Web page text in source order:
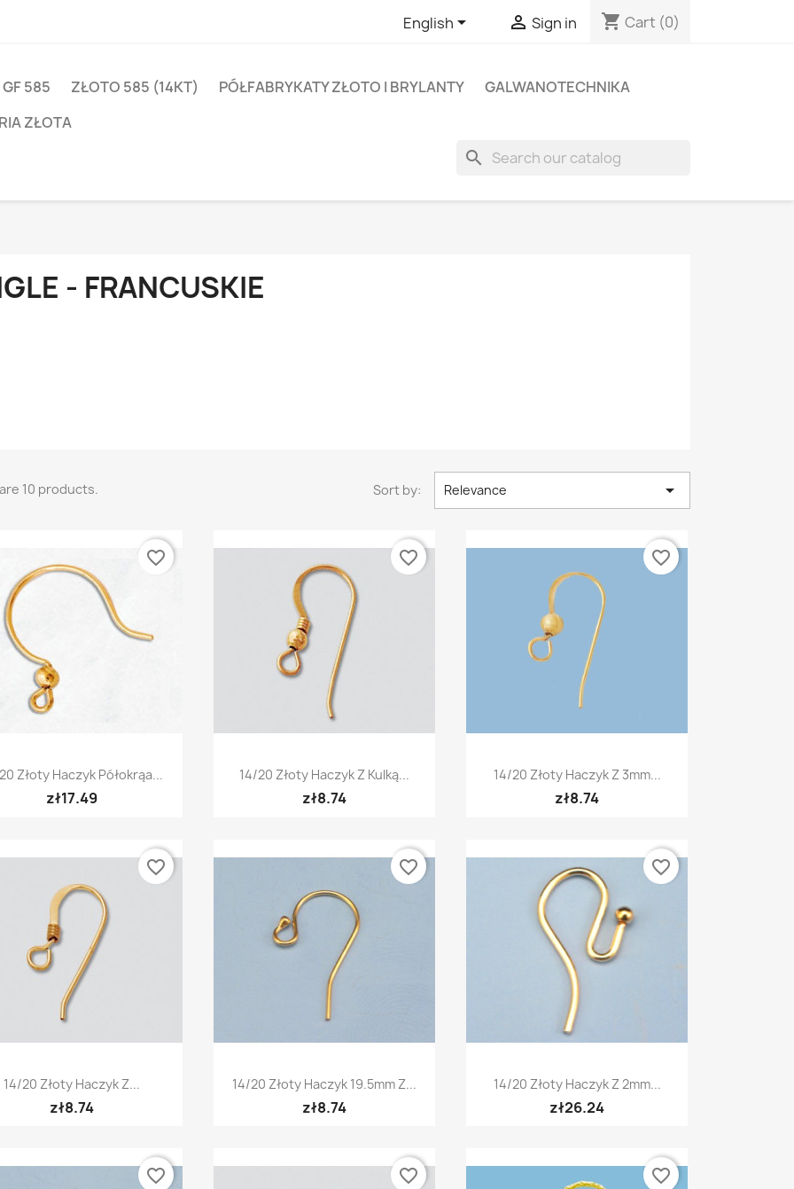
English  Sign in shopping_cart Cart (0)
585 ZŁOTO 585 (14KT) PÓŁFABRYKATY ZŁOTO I BRYLANTY
GALWANOTECHNIKA
ZŁOTA
search
- FRANCUSKIE
10 products. Sort by: Relevance 
Quick view
Złoty Haczyk Półokrąa...
zł17.49
favorite_border
Quick view
14/20 Złoty Haczyk Z Kulką...
zł8.74
favorite_border
Quick view
14/20 Złoty Haczyk Z 3mm...
zł8.74
favorite_border
Quick view
14/20 Złoty Haczyk Z...
zł8.74
favorite_border
Quick view
14/20 Złoty Haczyk 19.5mm Z...
zł8.74
favorite_border
Quick view
14/20 Złoty Haczyk Z 2mm...
zł26.24
favorite_border
favorite_border favorite_border favorite_border